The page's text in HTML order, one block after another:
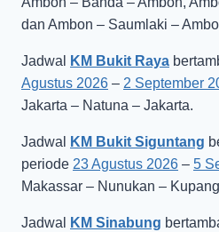
dan Ambon – Saumlaki –
Jadwal KM Bukit Raya
Agustus 2026 – 2 September
Jakarta – Natuna – Jakarta.
Jadwal KM Bukit Siguntang
periode 23 Agustus 2026 – 5
Makassar – Nunukan –
Jadwal KM Sinabung